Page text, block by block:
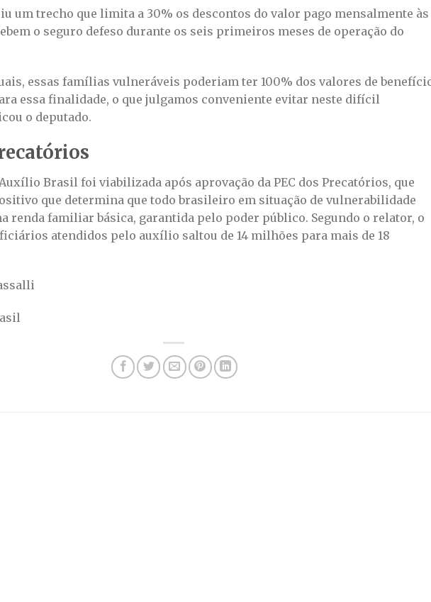
um trecho que limita a 30% os descontos do valor pago mensalmente às
o seguro defeso durante os seis primeiros meses de operação do
essas famílias vulneráveis poderiam ter 100% dos valores de
essa finalidade, o que julgamos conveniente evitar neste difícil
o deputado.
Brasil foi viabilizada após aprovação da PEC dos Precatórios, que
que determina que todo brasileiro em situação de vulnerabilidade
renda familiar básica, garantida pelo poder público. Segundo o relator, o
atendidos pelo auxílio saltou de 14 milhões para mais de 18